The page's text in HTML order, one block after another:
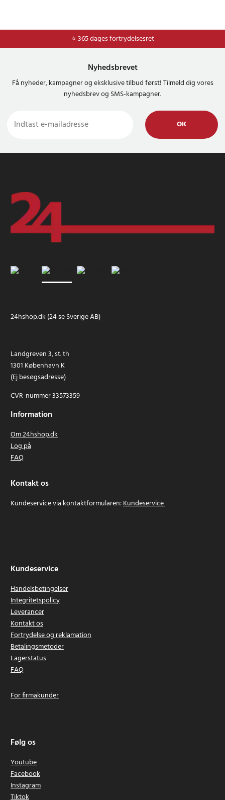
⭐ 365 dages fortrydelsesret
Nyhedsbrevet
Få nyheder, kampagner og eksklusive tilbud først! Tilmeld dig vores
nyhedsbrev og SMS-kampagner.
OK
24hshop.dk (24 se Sverige AB)
Landgreven 3, st. th
1301 København K
(Ej besøgsadresse)
CVR-nummer 33573359
Information
Om 24hshop.dk
Log på
FAQ
Kontakt os
Kundeservice via kontaktformularen:Kundeservice
Kundeservice
Handelsbetingelser
Integritetspolicy
Leverancer
Kontakt os
Fortrydelse og reklamation
Betalingsmetoder
Lagerstatus
FAQ
For firmakunder
Følg os
Youtube
Facebook
Instagram
Tiktok